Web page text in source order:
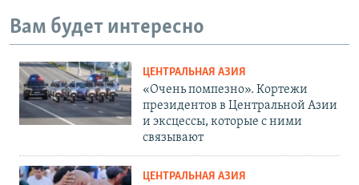
Вам будет интересно
ЦЕНТРАЛЬНАЯ АЗИЯ
«Очень помпезно». Кортежи
президентов в Центральной Азии
и эксцессы, которые с ними
связывают
ЦЕНТРАЛЬНАЯ АЗИЯ